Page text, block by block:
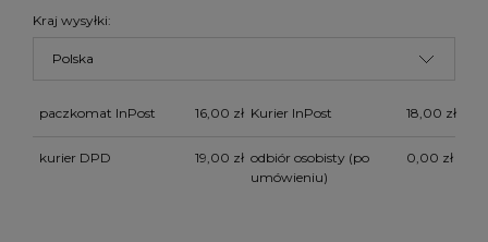
Kraj wysyłki:
paczkomat InPost 16,00 zł Kurier InPost 18,00 zł
kurier DPD 19,00 zł odbiór osobisty (po
umówieniu)
0,00 zł